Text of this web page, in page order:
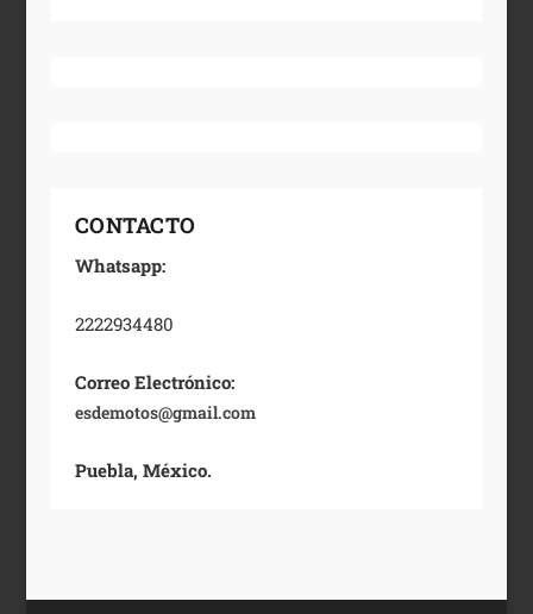
CONTACTO
Whatsapp:
2222934480
Correo Electrónico:
esdemotos@gmail.com
Puebla, México.